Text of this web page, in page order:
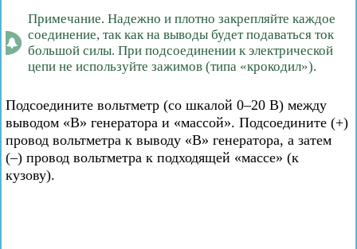
Примечание. Надежно и плотно закрепляйте каждое
соединение, так как на выводы будет подаваться ток
большой силы. При подсоединении к электрической
цепи не используйте зажимов (типа «крокодил»).
Подсоедините вольтметр (со шкалой 0–20 В) между
выводом «В» генератора и «массой». Подсоедините (+)
провод вольтметра к выводу «В» генератора, а затем
(–) провод вольтметра к подходящей «массе» (к
кузову).